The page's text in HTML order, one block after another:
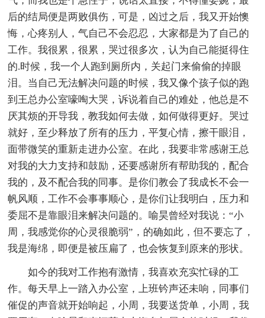
后的结局便是两败俱伤，可是，凶过之后，我又开始懊
悔，心疼别人，气自己不会忍忍，大家都是为了自己的
工作。我很累，很累，哭过很多次，认为自己能挺得住
的.时候，我一个人跑到厕所内，关起门来偷偷的掉眼
泪。当自己无法解决问题的时候，我又像个孩子似的跑
到王总办公室嚎啕大哭，诉说着自己的难处，他总是不
厌其烦的开导我，教我如何去做，如何做得更好。哭过
就好，至少释放了所有的压力，平复心情，擦干眼泪，
面带微笑的重新走进办公室。在此，我要非常感谢王总
对我的大力支持和鼓励，还要感谢所有帮助我的，配合
我的，及不配合我的同事。是你们教会了我成长不会一
帆风顺，工作不会事事顺心，是你们让我明白，压力和
委屈不是靠眼泪来解决问题的。喻昊曾经对我说：“小
周，我感觉你的心灵很脆弱”，的确如此，但不要忘了，
我是海绵，即便是被压扁了，也会恢复到原来的形状。
如今的我对工作抱有激情，我喜欢充实忙碌的工
作。每天早上一踏入办公室，上班钤声还未响，同事们
催促的声音就开始响起，小周，我要送货单，小周，我